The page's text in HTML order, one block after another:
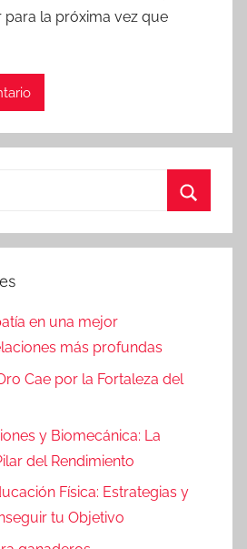
para la próxima vez que
en una mejor
más profundas
Cae por la Fortaleza del
y Biomecánica: La
del Rendimiento
Física: Estrategias y
tu Objetivo